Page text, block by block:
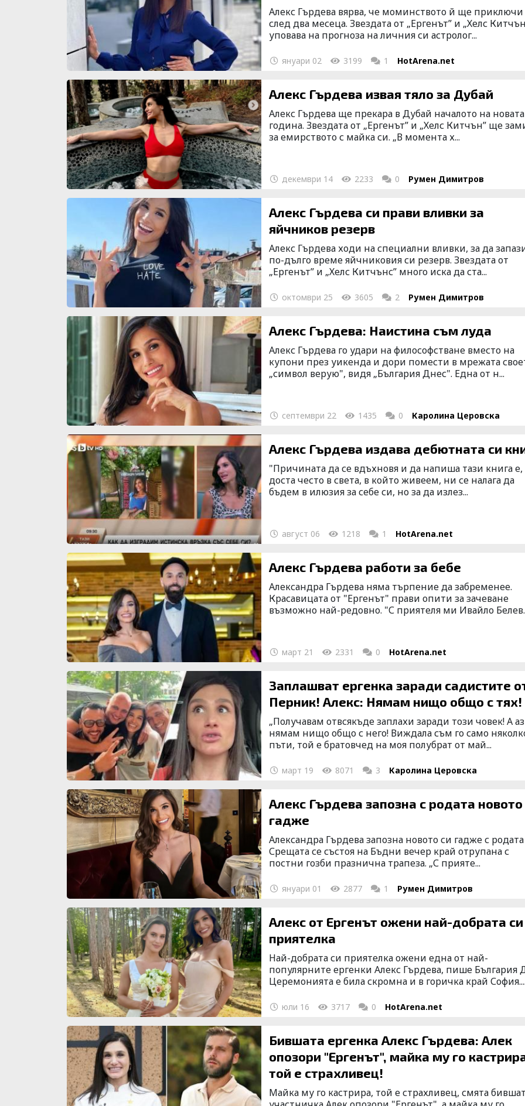
Алекс Гърдева вярва, че моминството й ще приключи
след два месеца. Звездата от „Ергенът” и „Хелс
уповава на прогноза на личния си астролог...
януари 02 3199 1 HotArena.net
Алекс Гърдева извая тяло за Дубай
Алекс Гърдева ще прекара в Дубай началото на новата
година. Звездата от „Ергенът” и „Хелс Китчън” ще
за емирството с майка си. „В момента х...
декември 14 2233 0 Румен Димитров
Алекс Гърдева си прави вливки за
яйчников резерв
Алекс Гърдева ходи на специални вливки, за да
по-дълго време яйчниковия си резерв. Звездата от
„Ергенът” и „Хелс Китчънс” много иска да ста...
октомври 25 3605 2 Румен Димитров
Алекс Гърдева: Наистина съм луда
Алекс Гърдева го удари на философстване вместо на
купони през уикенда и дори помести в мрежата
„символ верую", видя „България Днес". Една от н...
септември 22 1435 0 Каролина Церовска
Алекс Гърдева издава дебютната си
"Причината да се вдъхновя и да напиша тази книга е,
доста често в света, в който живеем, ни се налага да
бъдем в илюзия за себе си, но за да излез...
август 06 1218 1 HotArena.net
Алекс Гърдева работи за бебе
Александра Гърдева няма търпение да забременее.
Красавицата от "Ергенът" прави опити за зачеване
възможно най-редовно. "С приятеля ми Ивайло
март 21 2331 0 HotArena.net
Заплашват ергенка заради садистите
Перник! Алекс: Нямам нищо общо с тях!
„Получавам отвсякъде заплахи заради този човек! А аз
нямам нищо общо с него! Виждала съм го само
пъти, той е братовчед на моя полубрат от май...
март 19 8071 3 Каролина Церовска
Алекс Гърдева запозна с родата новото
гадже
Александра Гърдева запозна новото си гадже с родата
Срещата се състоя на Бъдни вечер край отрупана с
постни гозби празнична трапеза. „С прияте...
януари 01 2877 1 Румен Димитров
Алекс от Ергенът ожени най-добрата си
приятелка
Най-добрата си приятелка ожени една от най-
популярните ергенки Алекс Гърдева, пише България
Церемонията е била скромна и в горичка край София....
юли 16 3717 0 HotArena.net
Бившата ергенка Алекс Гърдева: Алек
опозори "Ергенът", майка му го
той е страхливец!
Майка му го кастрира, той е страхливец, смята